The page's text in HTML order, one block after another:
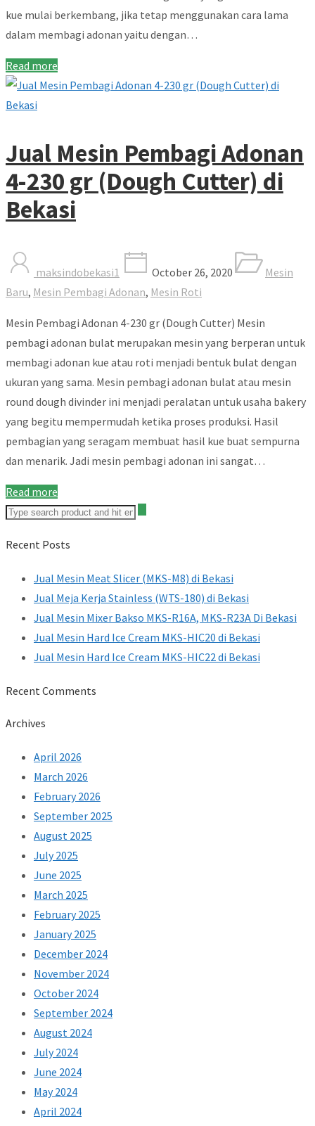
kue mulai berkembang, jika tetap menggunakan cara lama
dalam membagi adonan yaitu dengan…
Read more
Jual Mesin Pembagi Adonan
4-230 gr (Dough Cutter) di
Bekasi
maksindobekasi1 October 26, 2020
Mesin
Baru, Mesin Pembagi Adonan, Mesin Roti
Mesin Pembagi Adonan 4-230 gr (Dough Cutter) Mesin
pembagi adonan bulat merupakan mesin yang berperan untuk
membagi adonan kue atau roti menjadi bentuk bulat dengan
ukuran yang sama. Mesin pembagi adonan bulat atau mesin
round dough divinder ini menjadi peralatan untuk usaha bakery
yang begitu mempermudah ketika proses produksi. Hasil
pembagian yang seragam membuat hasil kue buat sempurna
dan menarik. Jadi mesin pembagi adonan ini sangat…
Read more
Recent Posts
Jual Mesin Meat Slicer (MKS-M8) di Bekasi
Jual Meja Kerja Stainless (WTS-180) di Bekasi
Jual Mesin Mixer Bakso MKS-R16A, MKS-R23A Di Bekasi
Jual Mesin Hard Ice Cream MKS-HIC20 di Bekasi
Jual Mesin Hard Ice Cream MKS-HIC22 di Bekasi
Recent Comments
Archives
April 2026
March 2026
February 2026
September 2025
August 2025
July 2025
June 2025
March 2025
February 2025
January 2025
December 2024
November 2024
October 2024
September 2024
August 2024
July 2024
June 2024
May 2024
April 2024